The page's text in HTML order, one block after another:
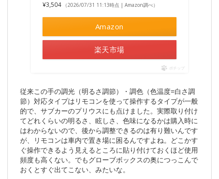
¥3,504 （2026/07/31 11:13時点 | Amazon調べ）
Amazon
楽天市場
ポチップ
従来この手の調光（明るさ調節）・調色（色温度=白さ調
節）対応タイプはリモコンを使って操作するタイプが一般
的で、サブカーのプリウスにも点けました。実際取り付け
てどれくらいの明るさ、眩しさ、色味になるかは購入時に
はわからないので、後から調整できるのは有り難いんです
が、リモコンは車内で置き場に困るんですよね。どこかす
ぐ操作できるよう見えるところに貼り付けておくほど使用
頻度も高くない。でもグローブボックスの奥につっこんで
おくとすぐ出てこない、みたいな。